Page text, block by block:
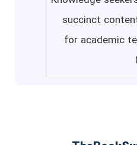
succinct
for academic